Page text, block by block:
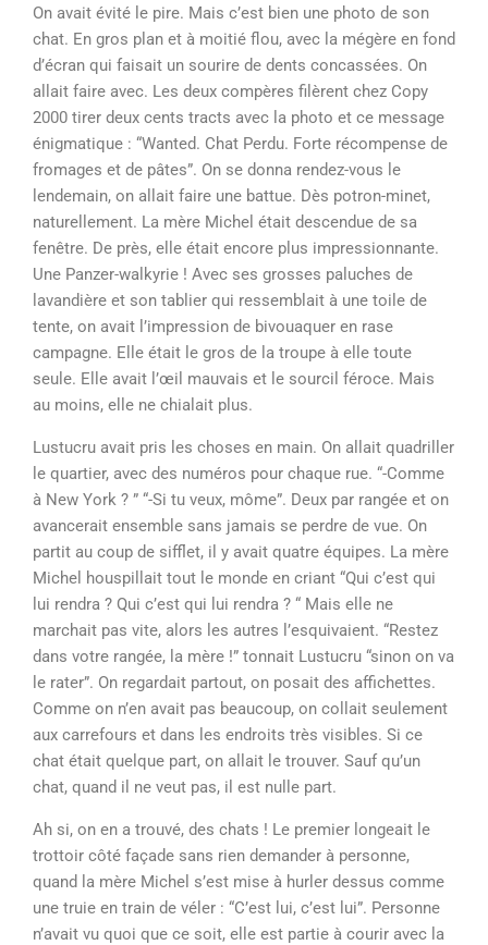
On avait évité le pire. Mais c’est bien une photo de son
chat. En gros plan et à moitié flou, avec la mégère en fond
d’écran qui faisait un sourire de dents concassées. On
allait faire avec. Les deux compères filèrent chez Copy
2000 tirer deux cents tracts avec la photo et ce message
énigmatique : “Wanted. Chat Perdu. Forte récompense de
fromages et de pâtes”. On se donna rendez-vous le
lendemain, on allait faire une battue. Dès potron-minet,
naturellement. La mère Michel était descendue de sa
fenêtre. De près, elle était encore plus impressionnante.
Une Panzer-walkyrie ! Avec ses grosses paluches de
lavandière et son tablier qui ressemblait à une toile de
tente, on avait l’impression de bivouaquer en rase
campagne. Elle était le gros de la troupe à elle toute
seule. Elle avait l’œil mauvais et le sourcil féroce. Mais
au moins, elle ne chialait plus.
Lustucru avait pris les choses en main. On allait quadriller
le quartier, avec des numéros pour chaque rue. “-Comme
à New York ? ” “-Si tu veux, môme”. Deux par rangée et on
avancerait ensemble sans jamais se perdre de vue. On
partit au coup de sifflet, il y avait quatre équipes. La mère
Michel houspillait tout le monde en criant “Qui c’est qui
lui rendra ? Qui c’est qui lui rendra ? “ Mais elle ne
marchait pas vite, alors les autres l’esquivaient. “Restez
dans votre rangée, la mère !” tonnait Lustucru “sinon on va
le rater”. On regardait partout, on posait des affichettes.
Comme on n’en avait pas beaucoup, on collait seulement
aux carrefours et dans les endroits très visibles. Si ce
chat était quelque part, on allait le trouver. Sauf qu’un
chat, quand il ne veut pas, il est nulle part.
Ah si, on en a trouvé, des chats ! Le premier longeait le
trottoir côté façade sans rien demander à personne,
quand la mère Michel s’est mise à hurler dessus comme
une truie en train de véler : “C’est lui, c’est lui”. Personne
n’avait vu quoi que ce soit, elle est partie à courir avec la